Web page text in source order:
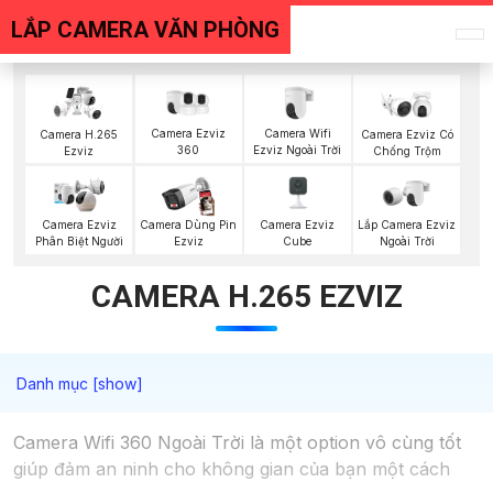
LẮP CAMERA VĂN PHÒNG
Camera H.265
Ezviz
Camera Ezviz
360
Camera Wifi
Ezviz Ngoài Trời
Camera Ezviz Có
Chống Trộm
Camera Ezviz
Phân Biệt Người
Camera Dùng Pin
Ezviz
Camera Ezviz
Cube
Lắp Camera Ezviz
Ngoài Trời
CAMERA H.265 EZVIZ
Camera Wifi 360 Ngoài Trời là một option vô cùng tốt
giúp đảm an ninh cho không gian của bạn một cách